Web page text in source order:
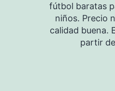
fútbol baratas
niños. Precio
calidad buena.
partir